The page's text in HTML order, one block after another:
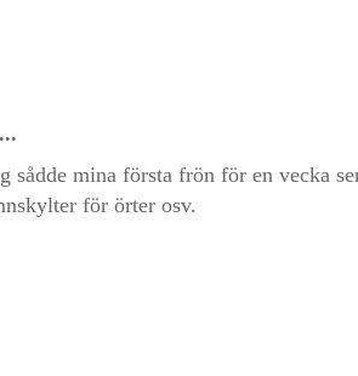
sådde mina första frön för en vecka
för örter osv.